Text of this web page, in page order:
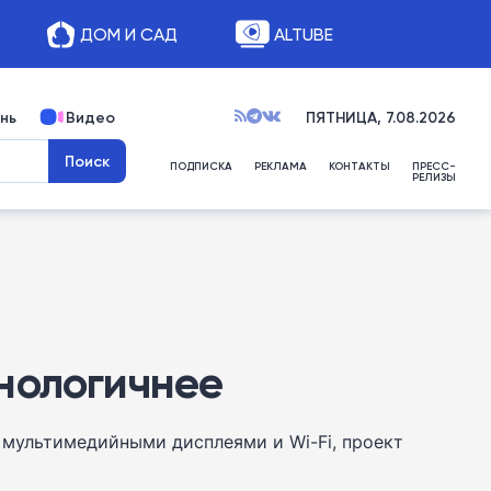
ДОМ И САД ALTUBE
Видео ПЯТНИЦА, 7.08.2026
ПОДПИСКА РЕКЛАМА КОНТАКТЫ ПРЕСС-
РЕЛИЗЫ
дисплеями и Wi-Fi, проект